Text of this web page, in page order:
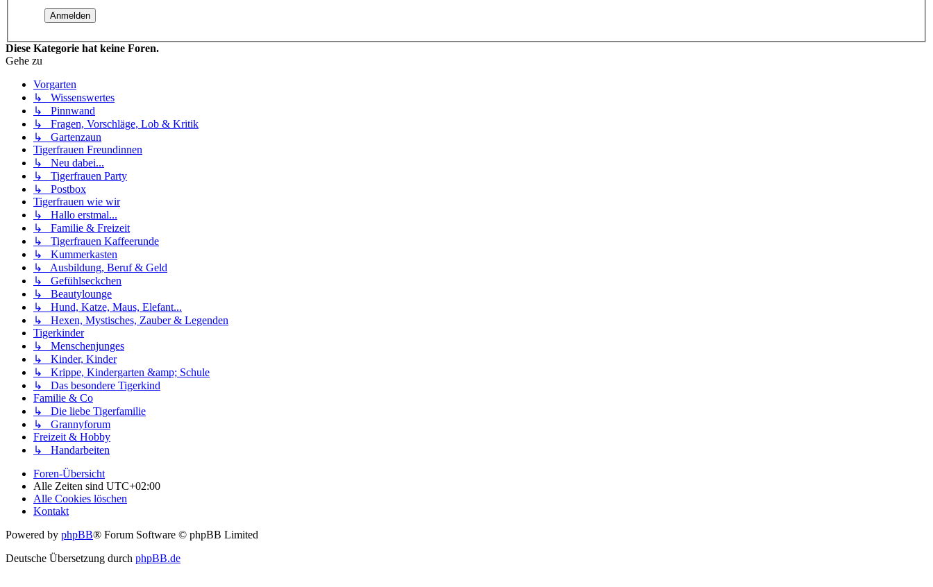
Diese Kategorie hat keine Foren.
Gehe zu
Vorgarten
↳ Wissenswertes
↳ Pinnwand
↳ Fragen, Vorschläge, Lob & Kritik
↳ Gartenzaun
Tigerfrauen Freundinnen
↳ Neu dabei...
↳ Tigerfrauen Party
↳ Postbox
Tigerfrauen wie wir
↳ Hallo erstmal...
↳ Familie & Freizeit
↳ Tigerfrauen Kaffeerunde
↳ Kummerkasten
↳ Ausbildung, Beruf & Geld
↳ Gefühlseckchen
↳ Beautylounge
↳ Hund, Katze, Maus, Elefant...
↳ Hexen, Mystisches, Zauber & Legenden
Tigerkinder
↳ Menschenjunges
↳ Kinder, Kinder
↳ Krippe, Kindergarten &amp; Schule
↳ Das besondere Tigerkind
Familie & Co
↳ Die liebe Tigerfamilie
↳ Grannyforum
Freizeit & Hobby
↳ Handarbeiten
Foren-Übersicht
Alle Zeiten sind UTC+02:00
Alle Cookies löschen
Kontakt
Powered by phpBB® Forum Software © phpBB Limited
Deutsche Übersetzung durch phpBB.de